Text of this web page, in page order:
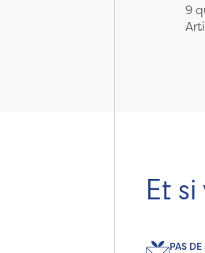
9
Et
PAS